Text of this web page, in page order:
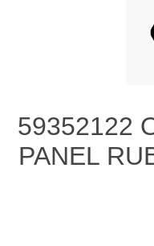
59352122
PANEL